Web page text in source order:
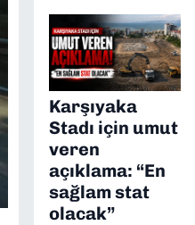
Karşıyaka
Stadı için umut
veren
açıklama: “En
sağlam stat
olacak”